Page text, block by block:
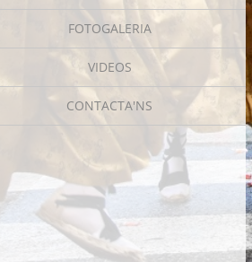
FOTOGALERIA
VIDEOS
CONTACTA'NS